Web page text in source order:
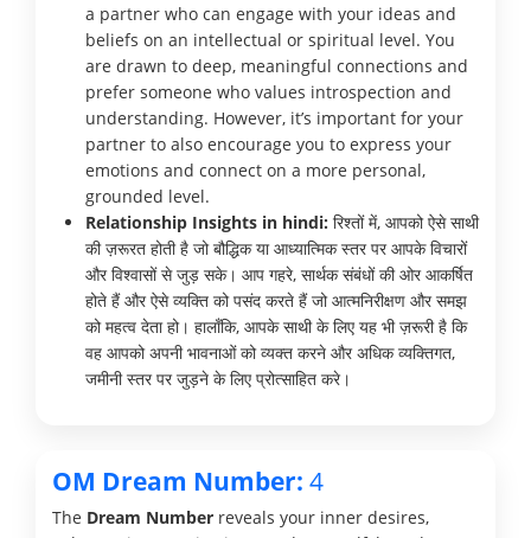
a partner who can engage with your ideas and
beliefs on an intellectual or spiritual level. You
are drawn to deep, meaningful connections and
prefer someone who values introspection and
understanding. However, it’s important for your
partner to also encourage you to express your
emotions and connect on a more personal,
grounded level.
Relationship Insights in hindi: रिश्तों में, आपको ऐसे साथी
की ज़रूरत होती है जो बौद्धिक या आध्यात्मिक स्तर पर आपके विचारों
और विश्वासों से जुड़ सके। आप गहरे, सार्थक संबंधों की ओर आकर्षित
होते हैं और ऐसे व्यक्ति को पसंद करते हैं जो आत्मनिरीक्षण और समझ
को महत्व देता हो। हालाँकि, आपके साथी के लिए यह भी ज़रूरी है कि
वह आपको अपनी भावनाओं को व्यक्त करने और अधिक व्यक्तिगत,
जमीनी स्तर पर जुड़ने के लिए प्रोत्साहित करे।
OM Dream Number: 4
The Dream Number reveals your inner desires,